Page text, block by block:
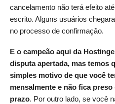
cancelamento não terá efeito
escrito. Alguns usuários
no processo de confirmação.
E o campeão aqui da
disputa apertada, mas temos
simples motivo de que você
mensalmente e não fica
prazo. Por outro lado, se você